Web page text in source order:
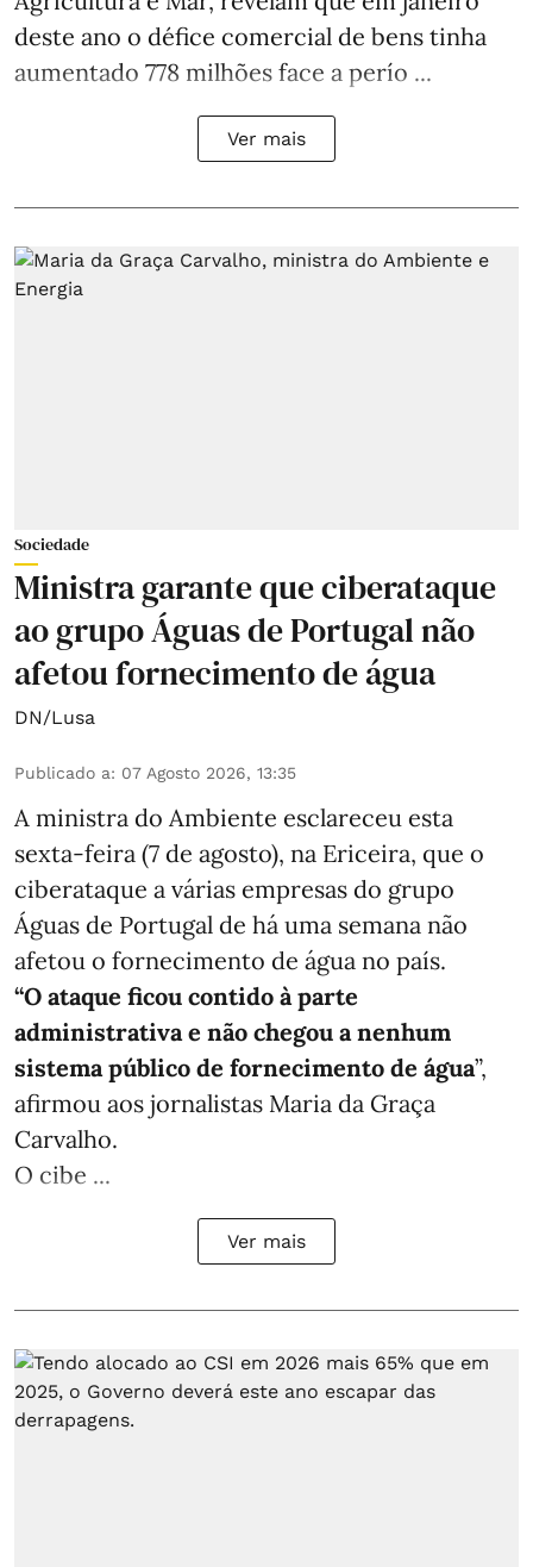
deste ano o défice comercial de bens tinha
aumentado 778 milhões face a perío ...
Ver mais
Sociedade
Ministra garante que ciberataque
ao grupo Águas de Portugal não
afetou fornecimento de água
DN/Lusa
Publicado a: 07 Agosto 2026, 13:35
A ministra do Ambiente esclareceu esta
sexta-feira (7 de agosto), na Ericeira, que o
ciberataque a várias empresas do grupo
Águas de Portugal de há uma semana não
afetou o fornecimento de água no país.
“O ataque ficou contido à parte
administrativa e não chegou a nenhum
sistema público de fornecimento de água”,
afirmou aos jornalistas Maria da Graça
Carvalho.
O cibe ...
Ver mais